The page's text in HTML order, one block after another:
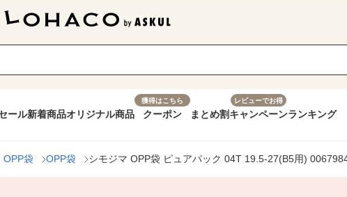
ール新着商品オリジナル商品
獲得はこちら
クーポン まとめ割
レビューでお得
キャンペーンランキング
OPP袋 OPP袋 シモジマ OPP袋 ピュアパック 04T 19.5-27(B5用)